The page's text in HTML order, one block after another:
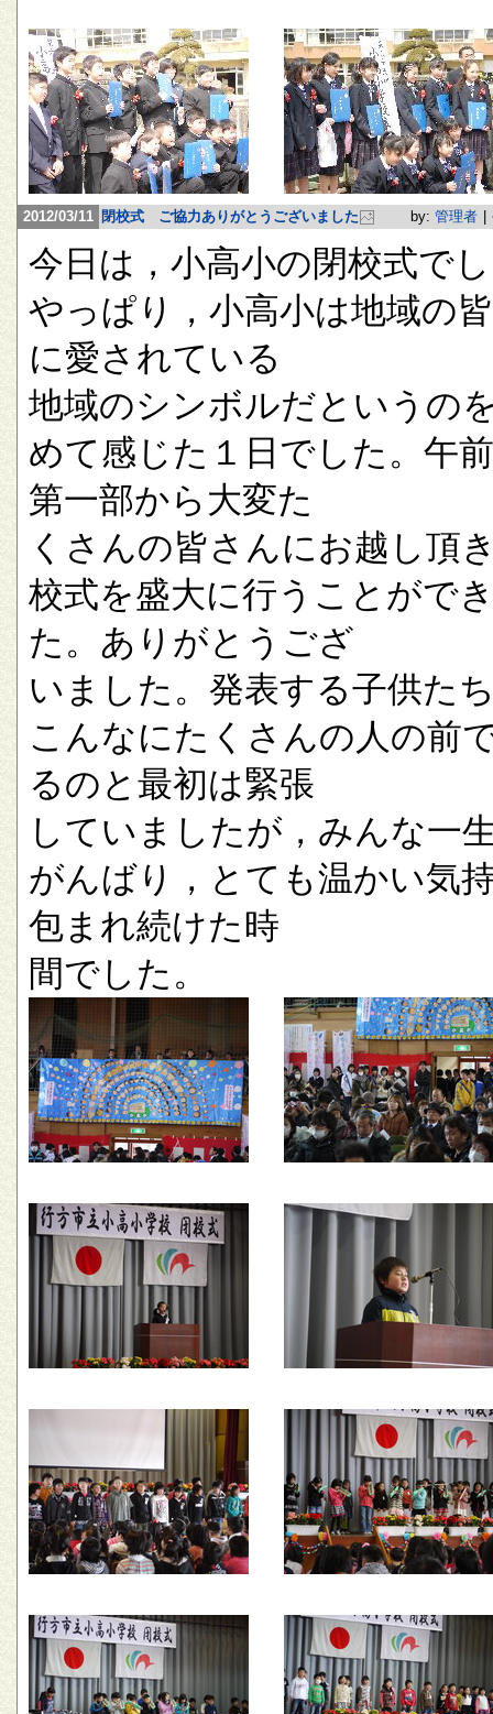
2012/03/11 閉校式 ご協力ありがとうございました by: 管理者
今日は，小高小の閉校式で
やっぱり，小高小は地域の
に愛されている
地域のシンボルだというの
めて感じた１日でした。午
第一部から大変た
くさんの皆さんにお越し頂
校式を盛大に行うことがで
た。ありがとうござ
いました。発表する子供た
こんなにたくさんの人の前
るのと最初は緊張
していましたが，みんな一
がんばり，とても温かい気
包まれ続けた時
間でした。